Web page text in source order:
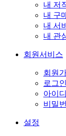
내 저
내 구
내 서
내 관
회원서비스
회원
로그인
아이
비밀
설정